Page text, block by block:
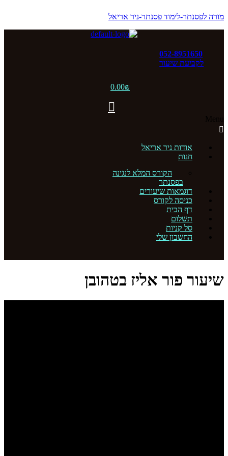
מורה לפסנתר-לימוד פסנתר-ניר אריאל
052-8951650
לקביעת שיעור
0.00₪
אודות ניר אריאל
חנות
הקורס המלא לנגינה
בפסנתר
דוגמאות שיעורים
כניסה לקורס
דף הבית
תשלום
סל קניות
החשבון שלי
שיעור פור אליז בטהובן